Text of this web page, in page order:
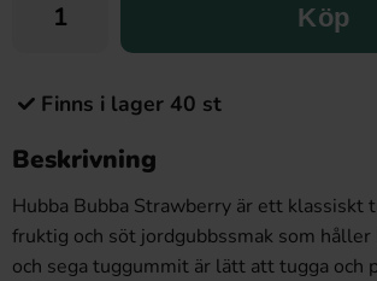
Köp
Finns i lager 40 st
Beskrivning
Hubba Bubba Strawberry är ett klassiskt
fruktig och söt jordgubbssmak som håller
och sega tuggummit är lätt att tugga och